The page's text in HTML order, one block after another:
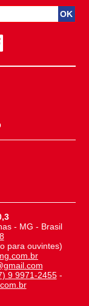
- MG - Brasil
para ouvintes)
9 9971-2455-